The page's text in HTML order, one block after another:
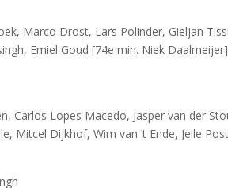
Marco Drost, Lars Polinder, Gieljan
Emiel Goud [74e min. Niek
Carlos Lopes Macedo, Jasper van der
Mitcel Dijkhof, Wim van ’t Ende, Jelle